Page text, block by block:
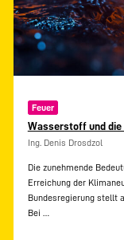
Feuer
Wasserstoff und die
Ing. Denis Drosdzol
Die zunehmende
Erreichung der
Bundesregierung stellt
Bei